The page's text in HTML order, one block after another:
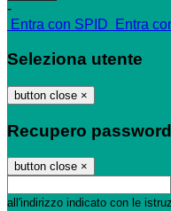
-
Entra con SPID
Entra
Seleziona utente
button close ×
Recupero password
button close ×
all'indirizzo indicato con le